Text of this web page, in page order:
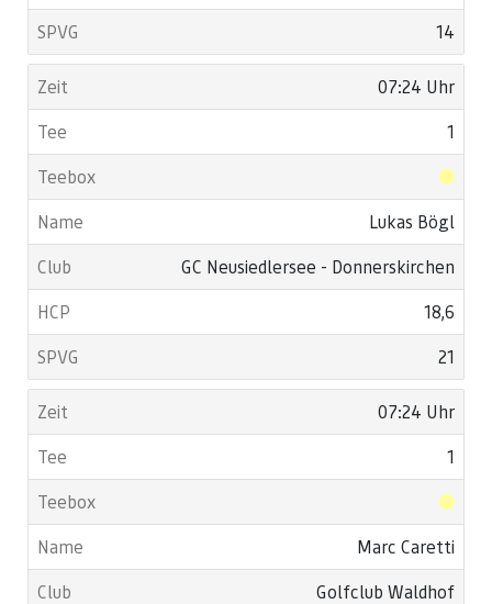
14
07:24 Uhr
1
Lukas Bögl
GC Neusiedlersee - Donnerskirchen
18,6
21
07:24 Uhr
1
Marc Caretti
Golfclub Waldhof